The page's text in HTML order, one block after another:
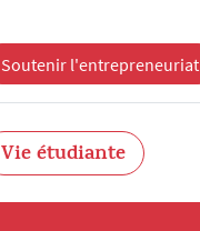
Soutenir l'entrepreneuriat
Vie étudiante